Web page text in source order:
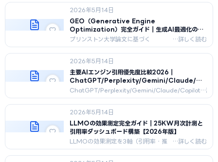
Crawl・GPTBot対応から構造化デー
タ、引用率モニタリングまで2026年5
月時点の完全マニュアル。
2026年5月14日
GEO（Generative Engine
Optimization）完全ガイド｜生成AI最適化の
2026年版実践マニュアル
プリンストン大学論文に基づく
GEO（生成エンジン最適化）の決定
版。Sub-RAGの仕組み、7つの最適化
軸、評価指標、業界事例を2026年5月
時点で完全解説。
2026年5月14日
主要AIエンジン引用優先度比較2026｜
ChatGPT/Perplexity/Gemini/Claude/
の違い
ChatGPT/Perplexity/Gemini/Claude/Copilot
の5エンジンを仕組み・引用ロジック・市場シェ
ア・ユーザー層・業種別優先度・施策重複度・投
資配分指針で徹底比較。2026年5月版。
2026年5月14日
LLMOの効果測定完全ガイド｜25KW月次計測と
引用率ダッシュボード構築【2026年版】
LLMOの効果測定を3軸（引用率・推
奨ポジション・引用文脈）×25KWで
月次運用する完全ガイド。自社実装・